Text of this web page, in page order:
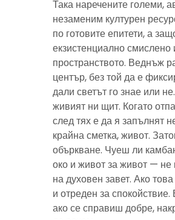
Така наречените големи,
незаменим културен
по готовите епитети, а
екзистенциално
пространството. Веднъж
център, без той да е
дали светът го знае или
живият ни щит. Когато
след тях е да я запълнят
крайна сметка, живот.
объркване. Чуеш ли
око и живот за живот — не
на духовен завет. Ако
и отреден за
ако се справиш добре,